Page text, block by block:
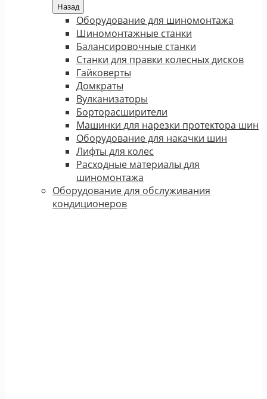
Назад
Оборудование для шиномонтажа
Шиномонтажные станки
Балансировочные станки
Станки для правки колесных дисков
Гайковерты
Домкраты
Вулканизаторы
Борторасширители
Машинки для нарезки протектора шин
Оборудование для накачки шин
Лифты для колес
Расходные материалы для
шиномонтажа
Оборудование для обслуживания
кондиционеров